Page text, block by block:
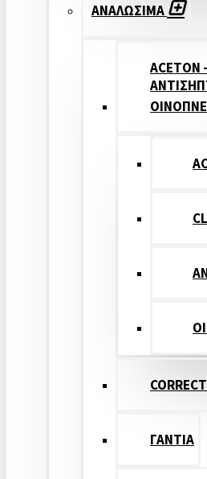
ΑΝΑΛΩΣΙΜΑ
ACETON
ΓΑΝΤΙΑ